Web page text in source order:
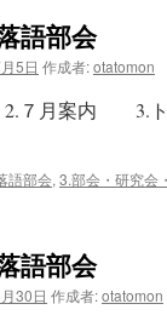
語部会
5日 作成者:otatomon
月案内 3.トピ
語部会, 3.部会・研究会
語部会
30日 作成者:otatomon